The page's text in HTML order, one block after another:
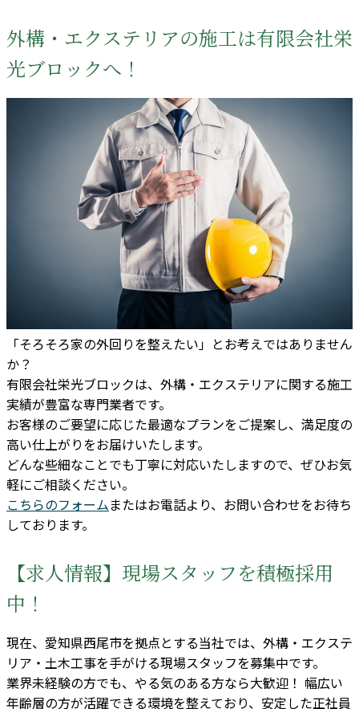
外構・エクステリアの施工は有限会社栄
光ブロックへ！
「そろそろ家の外回りを整えたい」とお考えではありません
か？
有限会社栄光ブロックは、外構・エクステリアに関する施工
実績が豊富な専門業者です。
お客様のご要望に応じた最適なプランをご提案し、満足度の
高い仕上がりをお届けいたします。
どんな些細なことでも丁寧に対応いたしますので、ぜひお気
軽にご相談ください。
こちらのフォームまたはお電話より、お問い合わせをお待ち
しております。
【求人情報】現場スタッフを積極採用
中！
現在、愛知県西尾市を拠点とする当社では、外構・エクステ
リア・土木工事を手がける現場スタッフを募集中です。
業界未経験の方でも、やる気のある方なら大歓迎！ 幅広い
年齢層の方が活躍できる環境を整えており、安定した正社員